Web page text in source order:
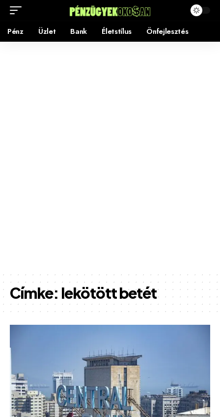
Pénz Üzlet Bank Életstílus Önfejlesztés
Címke: lekötött betét